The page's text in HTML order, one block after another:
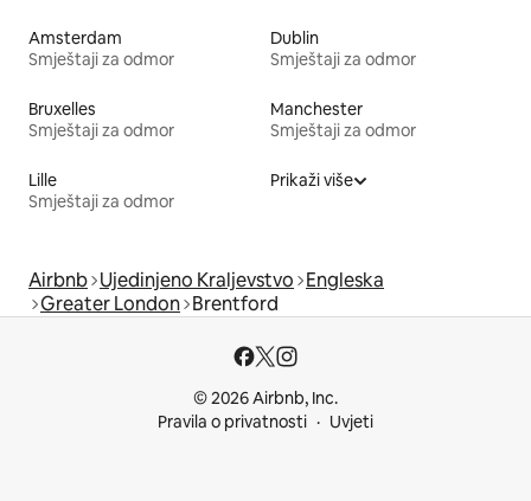
Amsterdam
Smještaji za odmor
Dublin
Smještaji za odmor
Bruxelles
Smještaji za odmor
Manchester
Smještaji za odmor
Lille
Smještaji za odmor
Prikaži više
Airbnb Ujedinjeno Kraljevstvo Engleska
Greater London Brentford
© 2026 Airbnb, Inc.
Pravila o privatnosti
Uvjeti